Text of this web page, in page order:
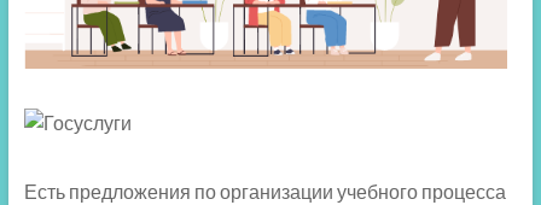
Есть предложения по организации учебного процесса